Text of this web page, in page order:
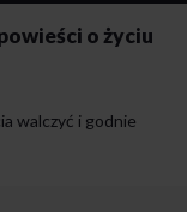
o życiu
walczyć i godnie